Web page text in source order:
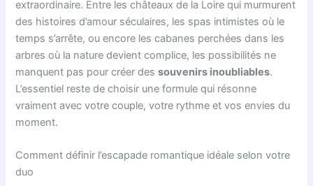
extraordinaire. Entre les châteaux de la Loire qui murmurent
des histoires d’amour séculaires, les spas intimistes où le
temps s’arrête, ou encore les cabanes perchées dans les
arbres où la nature devient complice, les possibilités ne
manquent pas pour créer dessouvenirs inoubliables.
L’essentiel reste de choisir une formule qui résonne
vraiment avec votre couple, votre rythme et vos envies du
moment.
Comment définir l’escapade romantique idéale selon votre
duo